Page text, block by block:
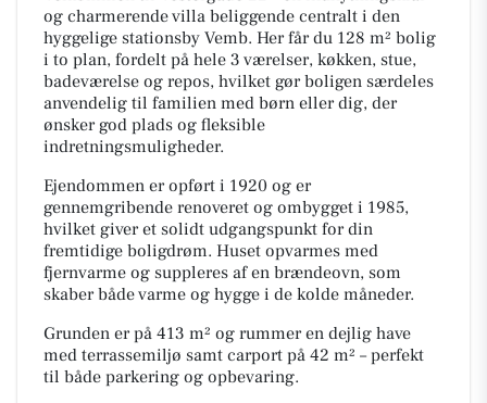
og charmerende villa beliggende centralt i den
hyggelige stationsby Vemb. Her får du 128 m² bolig
i to plan, fordelt på hele 3 værelser, køkken, stue,
badeværelse og repos, hvilket gør boligen særdeles
anvendelig til familien med børn eller dig, der
ønsker god plads og fleksible
indretningsmuligheder.
Ejendommen er opført i 1920 og er
gennemgribende renoveret og ombygget i 1985,
hvilket giver et solidt udgangspunkt for din
fremtidige boligdrøm. Huset opvarmes med
fjernvarme og suppleres af en brændeovn, som
skaber både varme og hygge i de kolde måneder.
Grunden er på 413 m² og rummer en dejlig have
med terrassemiljø samt carport på 42 m² – perfekt
til både parkering og opbevaring.